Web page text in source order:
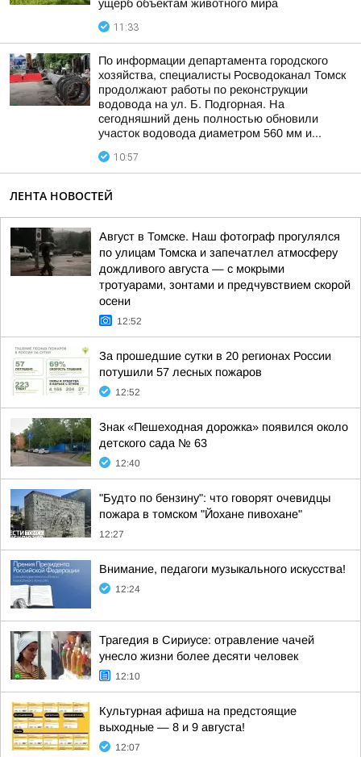
ущерб объектам животного мира
11:33
По информации департамента городского
хозяйства, специалисты Росводоканал Томск
продолжают работы по реконструкции
водовода на ул. Б. Подгорная. На
сегодняшний день полностью обновили
участок водовода диаметром 560 мм и...
10:57
ЛЕНТА НОВОСТЕЙ
Август в Томске. Наш фотограф прогулялся
по улицам Томска и запечатлел атмосферу
дождливого августа — с мокрыми
тротуарами, зонтами и предчувствием скорой
осени
12:52
За прошедшие сутки в 20 регионах России
потушили 57 лесных пожаров
12:52
Знак «Пешеходная дорожка» появился около
детского сада № 63
12:40
"Будто по бензину": что говорят очевидцы
пожара в томском "Йохане пивохане"
12:27
Внимание, педагоги музыкального искусства!
12:24
Трагедия в Сириусе: отравление чачей
унесло жизни более десяти человек
12:10
Культурная афиша на предстоящие
выходные — 8 и 9 августа!
12:07